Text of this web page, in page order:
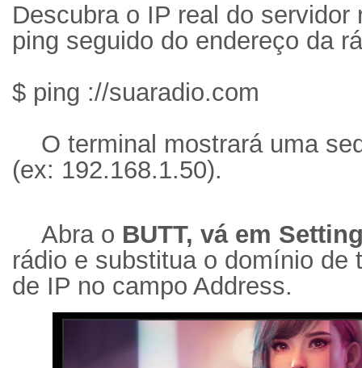
Descubra o IP real do servidor
ping seguido do endereço da
$ ping ://suaradio.com
O terminal mostrará uma
(ex: 192.168.1.50).
Abra o BUTT, vá em
rádio e substitua o domínio de
de IP no campo Address.